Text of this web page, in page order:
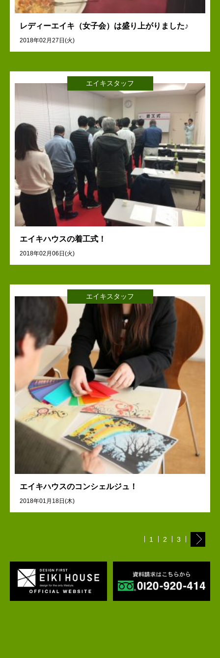
レディーエイキ（女子会）は盛り上がりました♪
2018年02月27日(火)
エイキスタッフ
エイキハウスの着工式！
2018年02月06日(火)
エイキスタッフ
エイキハウスのコンシェルジュ！
2018年01月18日(木)
1 2 3